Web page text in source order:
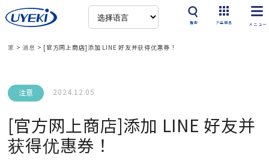
搜索 产品信息
家 >消息 > [官方网上商店]添加 LINE 好友并获得优惠券！
2024.12.05
注意
[官方网上商店]添加 LINE 好友并
获得优惠券！